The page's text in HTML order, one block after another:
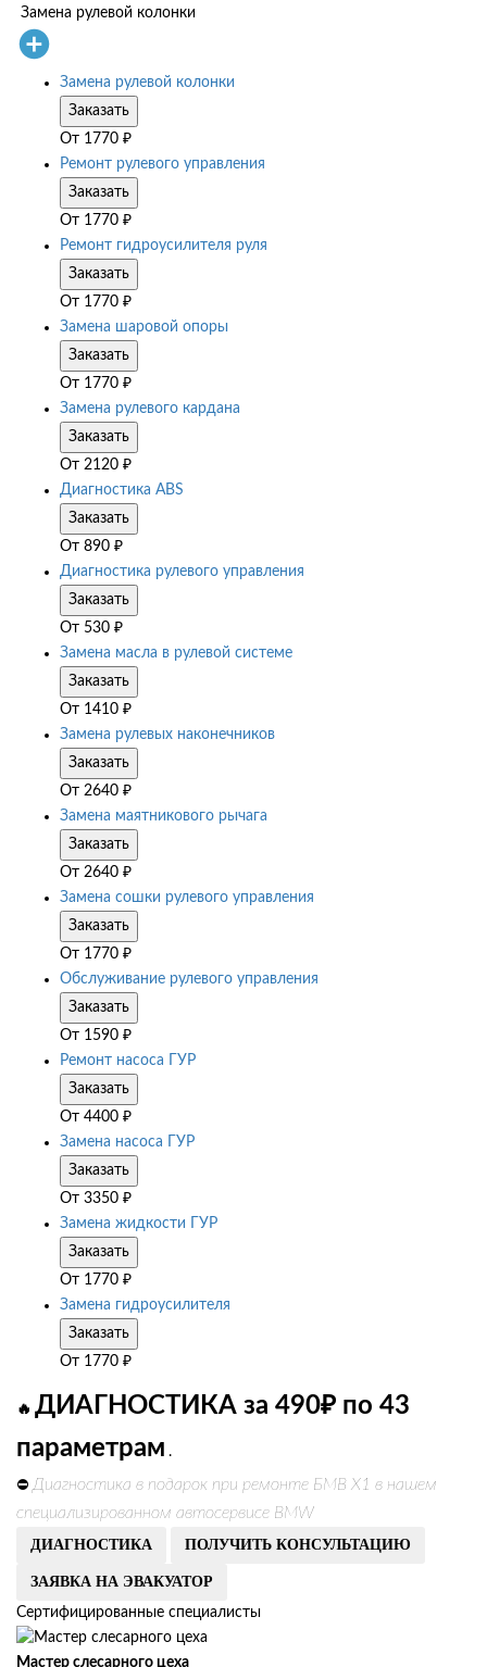
Замена рулевой колонки
Замена рулевой колонки
Заказать
От 1770 ₽
Ремонт рулевого управления
Заказать
От 1770 ₽
Ремонт гидроусилителя руля
Заказать
От 1770 ₽
Замена шаровой опоры
Заказать
От 1770 ₽
Замена рулевого кардана
Заказать
От 2120 ₽
Диагностика ABS
Заказать
От 890 ₽
Диагностика рулевого управления
Заказать
От 530 ₽
Замена масла в рулевой системе
Заказать
От 1410 ₽
Замена рулевых наконечников
Заказать
От 2640 ₽
Замена маятникового рычага
Заказать
От 2640 ₽
Замена сошки рулевого управления
Заказать
От 1770 ₽
Обслуживание рулевого управления
Заказать
От 1590 ₽
Ремонт насоса ГУР
Заказать
От 4400 ₽
Замена насоса ГУР
Заказать
От 3350 ₽
Замена жидкости ГУР
Заказать
От 1770 ₽
Замена гидроусилителя
Заказать
От 1770 ₽
🔥 ДИАГНОСТИКА за 490₽ по 43
параметрам .
⛔ Диагностика в подарок при ремонте БМВ Х1 в нашем
специализированном автосервисе BMW
ДИАГНОСТИКА ПОЛУЧИТЬ КОНСУЛЬТАЦИЮ
ЗАЯВКА НА ЭВАКУАТОР
Сертифицированные специалисты
Мастер слесарного цеха